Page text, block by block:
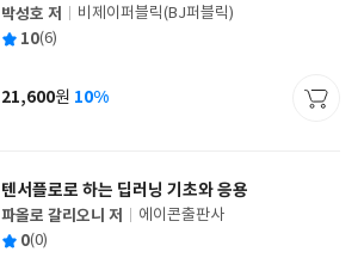
글
쓴
박성호 저
출
사
비제이퍼블릭(BJ퍼블릭)
평 10(6)
가
21,600원 10%
텐서플로로 하는 딥러닝 기초와 응용
글
쓴
파올로 갈리오니 저
출
에이콘출판사
평 0(0)